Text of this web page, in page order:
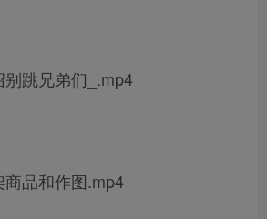
跳兄弟们_.mp4
品和作图.mp4